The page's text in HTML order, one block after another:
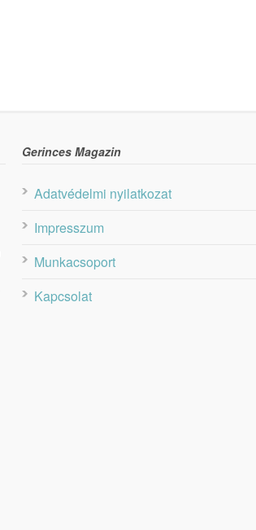
Gerinces Magazin
Adatvédelmi nyilatkozat
Impresszum
Munkacsoport
Kapcsolat